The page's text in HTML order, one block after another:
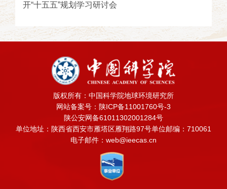
开“十五五”规划学习研讨会
版权所有：中国科学院地球环境研究所
网站备案号：陕ICP备11001760号-3
陕公安网备61011302001284号
单位地址：陕西省西安市雁塔区雁翔路97号单位邮编：710061
电子邮件：web@ieecas.cn